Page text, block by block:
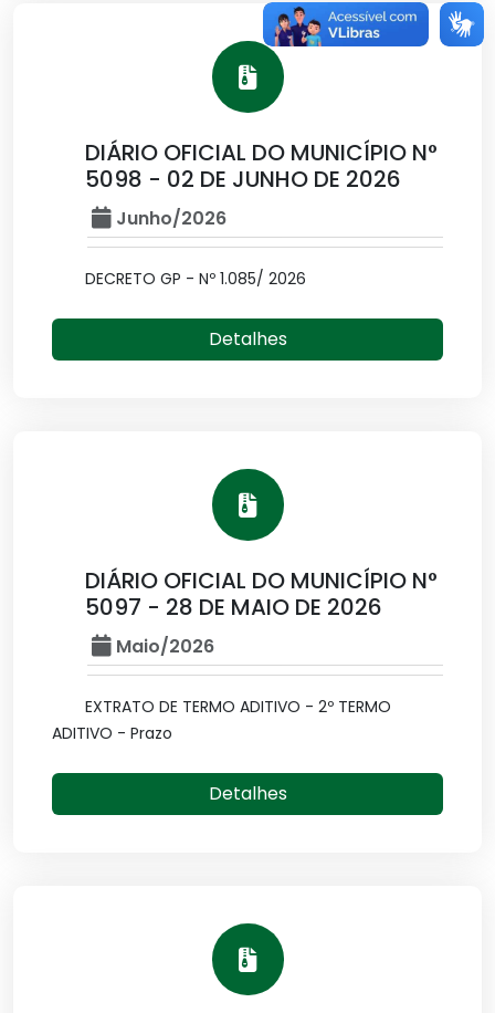
DIÁRIO OFICIAL DO MUNICÍPIO N°
5098 - 02 DE JUNHO DE 2026
Junho/2026
DECRETO GP - Nº 1.085/ 2026
Detalhes
DIÁRIO OFICIAL DO MUNICÍPIO N°
5097 - 28 DE MAIO DE 2026
Maio/2026
EXTRATO DE TERMO ADITIVO - 2º TERMO
ADITIVO - Prazo
Detalhes